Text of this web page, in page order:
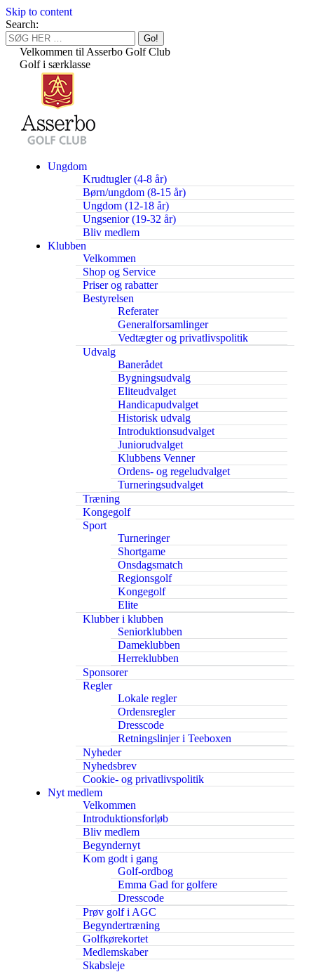
Skip to content
Search:
Velkommen til Asserbo Golf Club
Golf i særklasse
Ungdom
Krudtugler (4-8 år)
Børn/ungdom (8-15 år)
Ungdom (12-18 år)
Ungsenior (19-32 år)
Bliv medlem
Klubben
Velkommen
Shop og Service
Priser og rabatter
Bestyrelsen
Referater
Generalforsamlinger
Vedtægter og privatlivspolitik
Udvalg
Banerådet
Bygningsudvalg
Eliteudvalget
Handicapudvalget
Historisk udvalg
Introduktionsudvalget
Juniorudvalget
Klubbens Venner
Ordens- og regeludvalget
Turneringsudvalget
Træning
Kongegolf
Sport
Turneringer
Shortgame
Onsdagsmatch
Regionsgolf
Kongegolf
Elite
Klubber i klubben
Seniorklubben
Dameklubben
Herreklubben
Sponsorer
Regler
Lokale regler
Ordensregler
Dresscode
Retningslinjer i Teeboxen
Nyheder
Nyhedsbrev
Cookie- og privatlivspolitik
Nyt medlem
Velkommen
Introduktionsforløb
Bliv medlem
Begyndernyt
Kom godt i gang
Golf-ordbog
Emma Gad for golfere
Dresscode
Prøv golf i AGC
Begyndertræning
Golfkørekortet
Medlemskaber
Skabsleje